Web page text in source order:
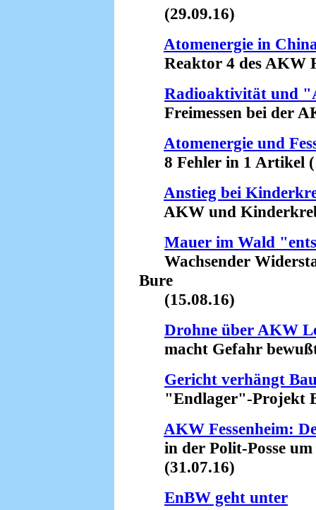
(29.09.16)
Atomenergie in
Reaktor 4 des AKW
Radioaktivität und
Freimessen bei der
Atomenergie und
8 Fehler in 1 Artikel
Anstieg bei
AKW und
Mauer im Wald
Wachsender
Bure
(15.08.16)
Drohne über AKW
macht Gefahr
Gericht verhängt
"Endlager"-Projekt
AKW Fessenheim:
in der Polit-Posse um
(31.07.16)
EnBW geht unter